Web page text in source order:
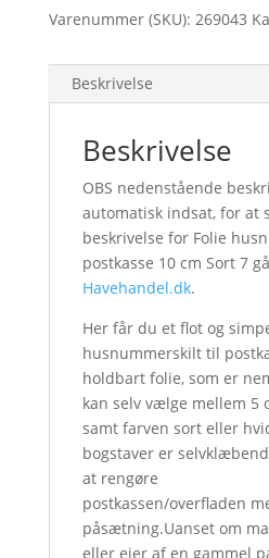
Varenummer (SKU): 269043
Beskrivelse
Beskrivelse
OBS nedenstående
automatisk indsat, for at
beskrivelse for Folie
postkasse 10 cm Sort 7
Havehandel.dk.
Her får du et flot og
husnummerskilt til
holdbart folie, som er
kan selv vælge mellem 5
samt farven sort eller
bogstaver er
at rengøre
postkassen/overfladen
påsætning.Uanset om
eller ejer af en gammel